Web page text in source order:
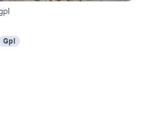
Gpl